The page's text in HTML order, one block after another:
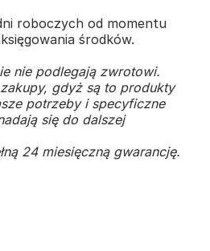
roboczych od momentu
środków.
nie podlegają zwrotowi.
gdyż są to produkty
potrzeby i specyficzne
się do dalszej
24 miesięczną gwarancję.